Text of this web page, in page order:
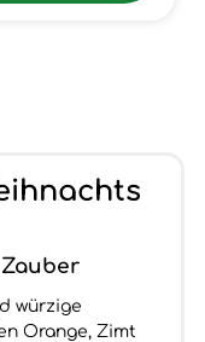
würzige
Orange, Zimt